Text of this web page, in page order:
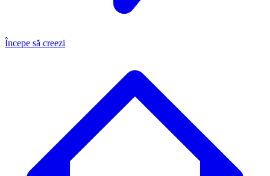
Începe să creezi